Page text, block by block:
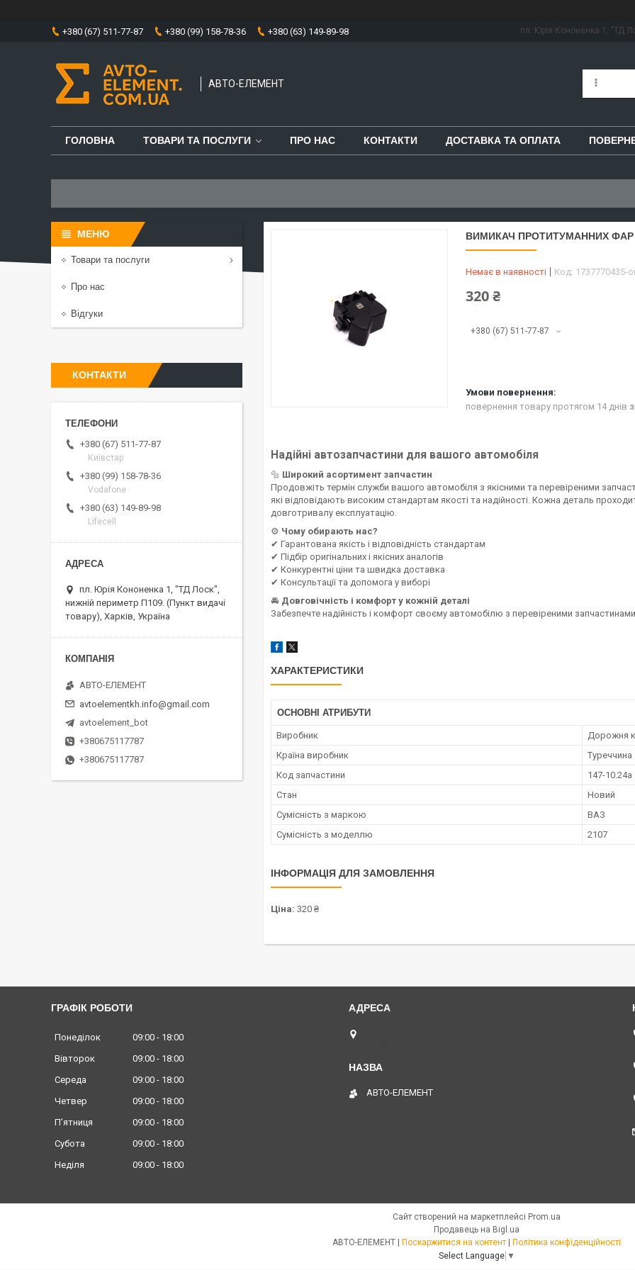
+380 (67) 511-77-87 +380 (99) 158-78-36 +380 (63) 149-89-98 пл. Юрія Кононенка 1, "ТД
АВТО-ЕЛЕМЕНТ
ГОЛОВНА ТОВАРИ ТА ПОСЛУГИ ПРО НАС КОНТАКТИ ДОСТАВКА ТА ОПЛАТА
ВИМИКАЧ ПРОТИТУМАННИХ ФАР
Немає в наявності Код: 1737770435-
320 ₴
+380 (67) 511-77-87
повернення товару протягом 14 днів
Надійні автозапчастини для вашого автомобіля
🔩 Широкий асортимент запчастин
Продовжіть термін служби вашого автомобіля з якісними та перевіреними
які відповідають високим стандартам якості та надійності. Кожна деталь
довготривалу експлуатацію.
⚙ Чому обирають нас?
✔ Гарантована якість і відповідність стандартам
✔ Підбір оригінальних і якісних аналогів
✔ Конкурентні ціни та швидка доставка
✔ Консультації та допомога у виборі
🚘 Довговічність і комфорт у кожній деталі
Забезпечте надійність і комфорт своєму автомобілю з перевіреними
ХАРАКТЕРИСТИКИ
ОСНОВНІ АТРИБУТИ
Виробник
Дорожня
Країна виробник
Туреччина
Код запчастини
147-10.24a
Стан
Новий
Сумісність з маркою
ВАЗ
Сумісність з моделлю
2107
ІНФОРМАЦІЯ ДЛЯ ЗАМОВЛЕННЯ
Ціна: 320 ₴
Товари та послуги
Про нас
Відгуки
КОНТАКТИ
+380 (67) 511-77-87
Київстар
+380 (99) 158-78-36
Vodafone
+380 (63) 149-89-98
Lifecell
пл. Юрія Кононенка 1, "ТД Лоск",
нижній периметр П109. (Пункт видачі
товару), Харків, Україна
АВТО-ЕЛЕМЕНТ
avtoelementkh.info@gmail.com
avtoelement_bot
+380675117787
+380675117787
ГРАФІК РОБОТИ
Понеділок 09:00
18:00
Вівторок
09:00
18:00
Середа
09:00
18:00
Четвер
09:00
18:00
Пʼятниця
09:00
18:00
Субота
09:00
18:00
Неділя
09:00 18:00
АВТО-ЕЛЕМЕНТ
Сайт створений на маркетплейсі Prom.ua
Продавець на Bigl.ua
Поскаржитися на контент
Політика конфіденційності
Select Language ▼